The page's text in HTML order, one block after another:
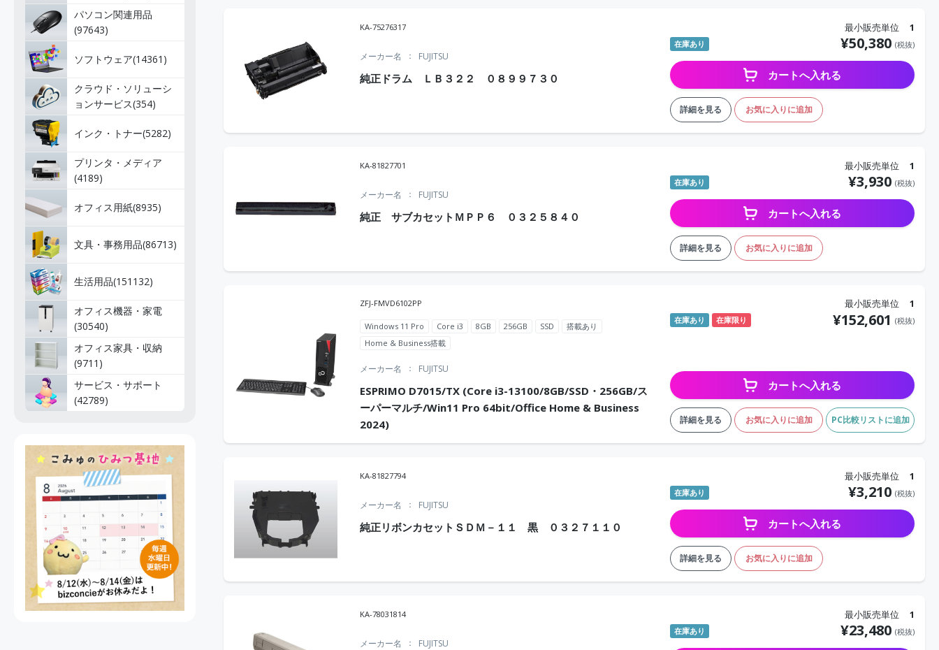
KA-75276317
純正ドラム ＬＢ３２２ ０８９９７３０
メーカー名 FUJITSU
最小販売単位 1
在庫あり ¥50,380 (税抜)
カートへ入れる
詳細を見る お気に入りに追加
KA-81827701
純正 サブカセットＭＰＰ６ ０３２５８４０
メーカー名 FUJITSU
最小販売単位 1
在庫あり ¥3,930 (税抜)
カートへ入れる
詳細を見る お気に入りに追加
ZFJ-FMVD6102PP
Windows 11 Pro Core i3 8GB 256GB SSD
搭載あり
Home & Business搭載
ESPRIMO D7015/TX (Core i3-13100/8GB/SSD・256GB/ス
ーパーマルチ/Win11 Pro 64bit/Office Home & Business
2024)
メーカー名 FUJITSU
最小販売単位 1
在庫あり 在庫限り ¥152,601 (税抜)
カートへ入れる
詳細を見る お気に入りに追加 PC比較リストに追加
KA-81827794
純正リボンカセットＳＤＭ－１１ 黒 ０３２７１１０
メーカー名 FUJITSU
最小販売単位 1
在庫あり ¥3,210 (税抜)
カートへ入れる
詳細を見る お気に入りに追加
KA-78031814
メーカー名 FUJITSU
最小販売単位 1
在庫あり ¥23,480 (税抜)
パソコン関連用品
(97643)
ソフトウェア(14361)
クラウド・ソリューシ
ョンサービス(354)
インク・トナー(5282)
プリンタ・メディア
(4189)
オフィス用紙(8935)
文具・事務用品(86713)
生活用品(151132)
オフィス機器・家電
(30540)
オフィス家具・収納
(9711)
サービス・サポート
(42789)